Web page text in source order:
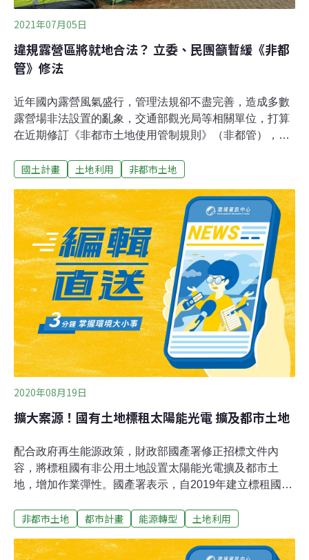
2021年07月05日
違規露營區將就地合法？ 立委、民團籲暫緩《非都
管》修法
近年國內露營風氣盛行，管理法規卻不盡完善，造成多數
露營場非法設置的亂象，交通部觀光局等相關單位，打算
在近期修訂《非都市土地使用管制規則》（非都管），開
陳椒華於今（5日）召集台灣水資源保育聯盟、環境法律
歸國土計畫思考合理的管理機制。合法露營場不到一成 中
央擬開放露營場使用農林用地根據交通部露營區查詢專區
網站統計，截至今年5月11日，全台共有1989處露營區，
其中只有173處符合相關法令，換算下來合法的露營區只
佔整體約8%。綜觀全體露營區所在位置，約七成位在農牧
及林業用地上，其中僅49處合法、611處違法，其餘業者
違法狀況待確認或已無營業。為了解決露營區違法設置亂
象，行政院自2019年起，多次召集農委會、交通部等有關
單位進行討論，打算制定相關土地使用規範，提供露營區
合法申請管道。立法院經濟委員會
國土計畫 土地利用 非都市土地
2020年08月19日
擴大案源！國有土地標租太陽能光電 擴及都市土地
配合政府再生能源政策，財政部國產署修正招標文件內
容，將標租國有非公用土地設置太陽能光電擴及都市土
地，增加作業彈性。國產署表示，自2019年建立標租國有
五批次、15宗的非都市土地，其中標脫的土地共計12宗，
（KWP）。國產署表示，現行國有非公用土地在無保育及
非都市土地 都市計畫 能源轉型 土地利用